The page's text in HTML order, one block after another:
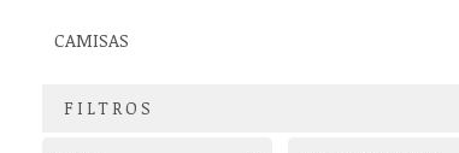
CAMISAS
FILTROS